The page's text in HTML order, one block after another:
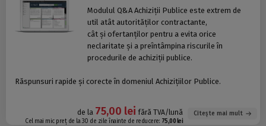
Modulul Q&A Achiziții Publice este extrem de
util atât autorităților contractante,
cât și ofertanților pentru a evita orice
neclaritate și a preîntâmpina riscurile în
procedurile de achiziții publice.
Răspunsuri rapide și corecte în domeniul Achizițiilor Publice.
de la 75,00 leifără TVA/lună
Cel mai mic preț de la 30 de zile înainte de reducere: 75,00 lei
Citește mai mult